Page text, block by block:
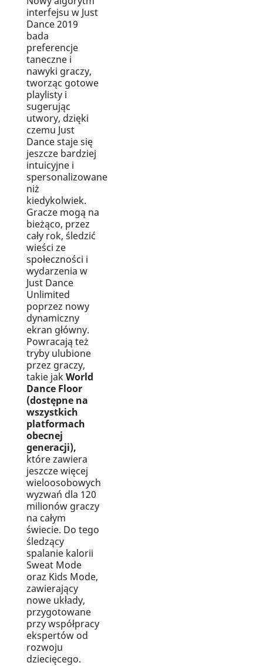
interfejsu w Just
Dance 2019
bada
preferencje
taneczne i
nawyki graczy,
tworząc gotowe
playlisty i
sugerując
utwory, dzięki
czemu Just
Dance staje się
jeszcze bardziej
intuicyjne i
spersonalizowane
niż
kiedykolwiek.
Gracze mogą na
bieżąco, przez
cały rok, śledzić
wieści ze
społeczności i
wydarzenia w
Just Dance
Unlimited
poprzez nowy
dynamiczny
ekran główny.
Powracają też
tryby ulubione
przez graczy,
takie jakWorld
Dance Floor
(dostępne na
wszystkich
platformach
obecnej
generacji),
które zawiera
jeszcze więcej
wieloosobowych
wyzwań dla 120
milionów graczy
na całym
świecie. Do tego
śledzący
spalanie kalorii
Sweat Mode
oraz Kids Mode,
zawierający
nowe układy,
przygotowane
przy współpracy
ekspertów od
rozwoju
dziecięcego.